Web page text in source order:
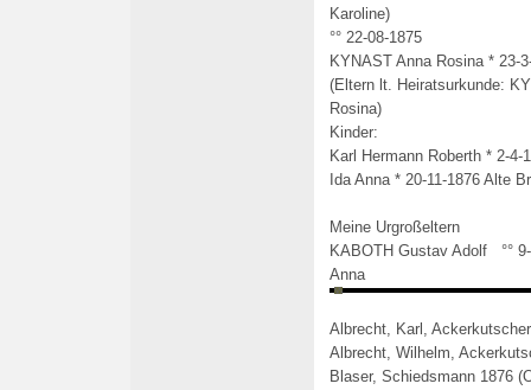
Karoline)
°° 22-08-1875
KYNAST Anna Rosina * 23-
(Eltern lt. Heiratsurkunde:
Rosina)
Kinder:
Karl Hermann Roberth * 2-4-
Ida Anna * 20-11-1876 Alte
Meine Urgroßeltern
KABOTH Gustav Adolf °°
Anna
Albrecht, Karl,
Albrecht, Wilhelm,
Blaser, Schiedsmann 1876